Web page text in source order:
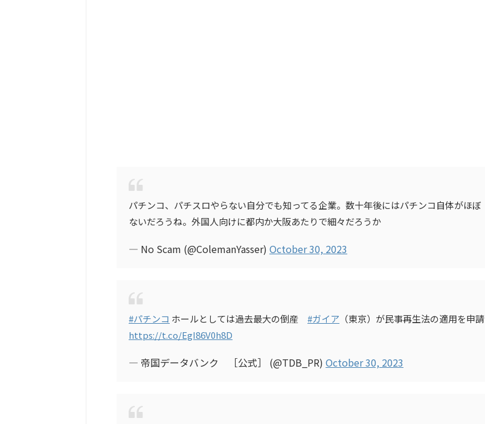
パチンコ、パチスロやらない自分でも知ってる企業。数十年後にはパチンコ自体がほぼ
ないだろうね。外国人向けに都内か大阪あたりで細々だろうか
— No Scam (@ColemanYasser) October 30, 2023
#パチンコ ホールとしては過去最大の倒産 #ガイア （東京）が民事再生法の適用を申請
https://t.co/EgI86V0h8D
— 帝国データバンク ［公式］ (@TDB_PR) October 30, 2023